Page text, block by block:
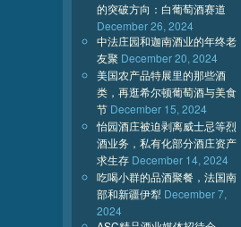
的突破方向：白葡萄酒赛道
December 26, 2024
中法庄园和迦南酒业的年终老
友聚 December 20, 2024
美国农产品特展里的那些酒
类，再逛希尔顿葡萄酒与美食
节 December 15, 2024
怡园酒庄被迫剥离威士忌等烈
酒业务，私有化部分酒庄资产
求生存 December 14, 2024
吃喝小群的品酒聚餐，法国南
部和新疆伊犁 December 7,
2024